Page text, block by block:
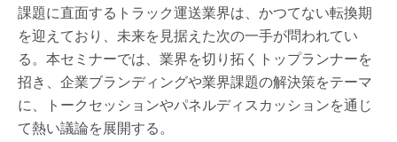
課題に直面するトラック運送業界は、かつてない転換期
を迎えており、未来を見据えた次の一手が問われてい
る。本セミナーでは、業界を切り拓くトップランナーを
招き、企業ブランディングや業界課題の解決策をテーマ
に、トークセッションやパネルディスカッションを通じ
て熱い議論を展開する。